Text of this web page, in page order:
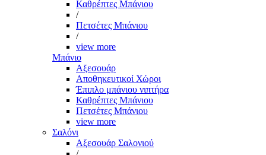
Καθρέπτες Μπάνιου
/
Πετσέτες Μπάνιου
/
view more
Μπάνιο
Αξεσουάρ
Αποθηκευτικοί Χώροι
Έπιπλο μπάνιου νιπτήρα
Καθρέπτες Μπάνιου
Πετσέτες Μπάνιου
view more
Σαλόνι
Αξεσουάρ Σαλονιού